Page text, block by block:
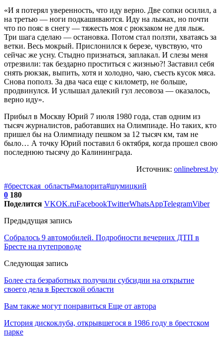
«И я потерял уверенность, что иду верно. Две сопки осилил, а
на третью — ноги подкашиваются. Иду на лыжах, но почти
что по пояс в снегу — тяжесть моя с рюкзаком не для лыж.
Три шага сделаю — остановка. Потом стал ползти, хватаясь за
ветки. Весь мокрый. Прислонился к березе, чувствую, что
сейчас же усну. Стыдно признаться, заплакал. И слезы меня
отрезвили: так бездарно проститься с жизнью?! Заставил себя
снять рюкзак, выпить, хотя и холодно, чаю, съесть кусок мяса.
Снова пополз. За два часа еще с километр, не больше,
продвинулся. И услышал далекий гул лесовоза — оказалось,
верно иду».
Прибыл в Москву Юрий 7 июля 1980 года, став одним из
тысяч журналистов, работавших на Олимпиаде. Но таких, кто
пришел бы на Олимпиаду пешком за 12 тысяч км, там не
было… А точку Юрий поставил 6 октября, когда прошел свою
последнюю тысячу до Калининграда.
Источник: onlinebrest.by
#брестская_область#малорита#шумицкий
0 180
Поделится VKOK.ruFacebookTwitterWhatsAppTelegramViber
Предыдущая запись
Собралось 9 автомобилей. Подробности вечерних ДТП в
Бресте на путепроводе
Следующая запись
Более ста безработных получили субсидии на открытие
своего дела в Брестской области
Вам также могут понравиться Еще от автора
История дискоклуба, открывшегося в 1986 году в брестском
парке